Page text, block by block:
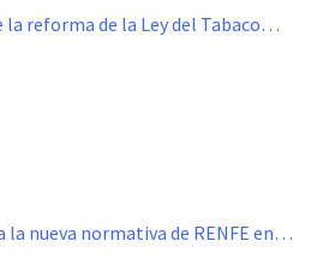
la reforma de la Ley del Tabaco…
la nueva normativa de RENFE en…